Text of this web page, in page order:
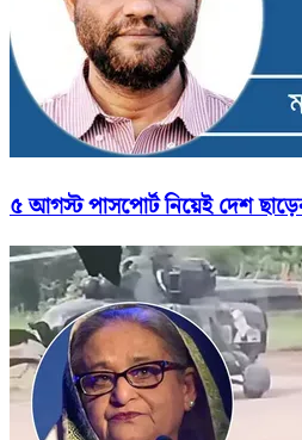
৫ আগস্ট পাসপোর্ট নিয়েই দেশ